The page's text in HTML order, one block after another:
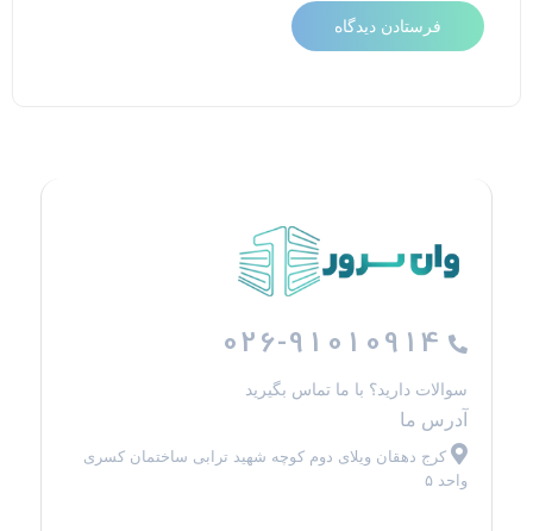
026-91010914
سوالات دارید؟ با ما تماس بگیرید
آدرس ما
کرج دهقان ویلای دوم کوچه شهید ترابی ساختمان کسری
واحد ۵